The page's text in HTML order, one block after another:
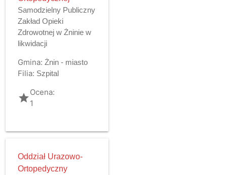
Samodzielny Publiczny
Zakład Opieki
Zdrowotnej w Żninie w
likwidacji
Gmina: Żnin - miasto
Filia: Szpital
gradeOcena:
1
Oddział Urazowo-
Ortopedyczny